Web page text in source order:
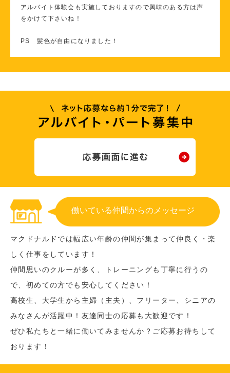
アルバイト体験会も実施しておりますので興味のある方は声
をかけて下さいね！
PS 髪色が自由になりました！
働いている仲間からのメッセージ
マクドナルドでは幅広い年齢の仲間が集まって仲良く・楽
しく仕事をしています！
仲間思いのクルーが多く、トレーニングも丁寧に行うの
で、初めての方でも安心してください！
高校生、大学生から主婦（主夫）、フリーター、シニアの
みなさんが活躍中！友達同士の応募も大歓迎です！
ぜひ私たちと一緒に働いてみませんか？ご応募お待ちして
おります！